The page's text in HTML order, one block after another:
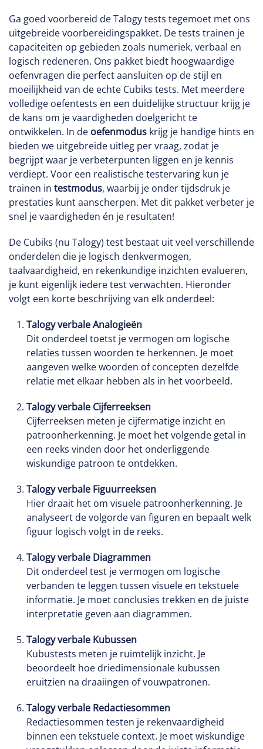
Ga goed voorbereid de Talogy tests tegemoet met ons
uitgebreide voorbereidingspakket. De tests trainen je
capaciteiten op gebieden zoals numeriek, verbaal en
logisch redeneren. Ons pakket biedt hoogwaardige
oefenvragen die perfect aansluiten op de stijl en
moeilijkheid van de echte Cubiks tests. Met meerdere
volledige oefentests en een duidelijke structuur krijg je
de kans om je vaardigheden doelgericht te
ontwikkelen. In de oefenmodus krijg je handige hints en
bieden we uitgebreide uitleg per vraag, zodat je
begrijpt waar je verbeterpunten liggen en je kennis
verdiept. Voor een realistische testervaring kun je
trainen in testmodus, waarbij je onder tijdsdruk je
prestaties kunt aanscherpen. Met dit pakket verbeter je
snel je vaardigheden én je resultaten!
De Cubiks (nu Talogy) test bestaat uit veel verschillende
onderdelen die je logisch denkvermogen,
taalvaardigheid, en rekenkundige inzichten evalueren,
je kunt eigenlijk iedere test verwachten. Hieronder
volgt een korte beschrijving van elk onderdeel:
Talogy verbale Analogieën
Dit onderdeel toetst je vermogen om logische
relaties tussen woorden te herkennen. Je moet
aangeven welke woorden of concepten dezelfde
relatie met elkaar hebben als in het voorbeeld.
Talogy verbale Cijferreeksen
Cijferreeksen meten je cijfermatige inzicht en
patroonherkenning. Je moet het volgende getal in
een reeks vinden door het onderliggende
wiskundige patroon te ontdekken.
Talogy verbale Figuurreeksen
Hier draait het om visuele patroonherkenning. Je
analyseert de volgorde van figuren en bepaalt welk
figuur logisch volgt in de reeks.
Talogy verbale Diagrammen
Dit onderdeel test je vermogen om logische
verbanden te leggen tussen visuele en tekstuele
informatie. Je moet conclusies trekken en de juiste
interpretatie geven aan diagrammen.
Talogy verbale Kubussen
Kubustests meten je ruimtelijk inzicht. Je
beoordeelt hoe driedimensionale kubussen
eruitzien na draaiingen of vouwpatronen.
Talogy verbale Redactiesommen
Redactiesommen testen je rekenvaardigheid
binnen een tekstuele context. Je moet wiskundige